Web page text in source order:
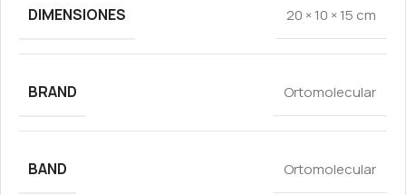
DIMENSIONES 20 × 10 × 15 cm
BRAND Ortomolecular
BAND Ortomolecular